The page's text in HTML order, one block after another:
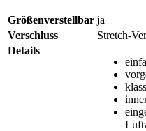
Größenverstellbar ja
Verschluss
Stretch-
Details